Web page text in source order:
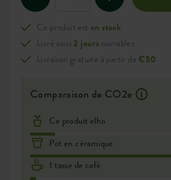
Ce produit est en stock
Livré sous2 jours ouvrables
Livraison gratuite à partir de€50
Comparaison de CO2e
Ce produit elho
Pot en céramique
1 tasse de café